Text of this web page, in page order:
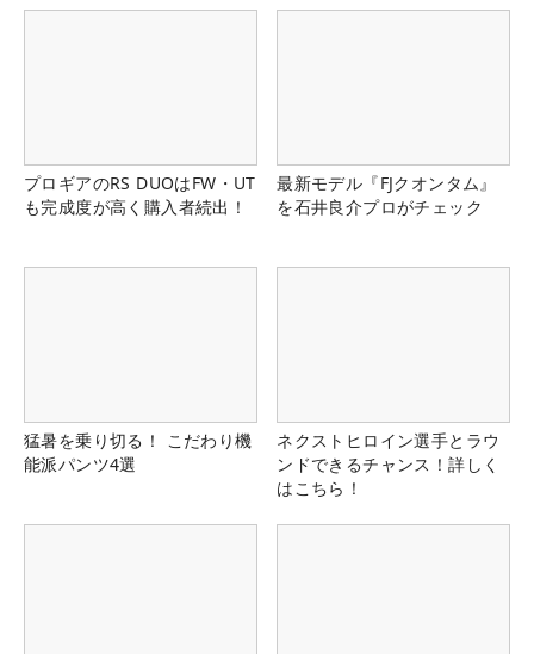
プロギアのRS DUOはFW・UT
も完成度が高く購入者続出！
最新モデル『FJクオンタム』
を石井良介プロがチェック
猛暑を乗り切る！ こだわり機
能派パンツ4選
ネクストヒロイン選手とラウ
ンドできるチャンス！詳しく
はこちら！